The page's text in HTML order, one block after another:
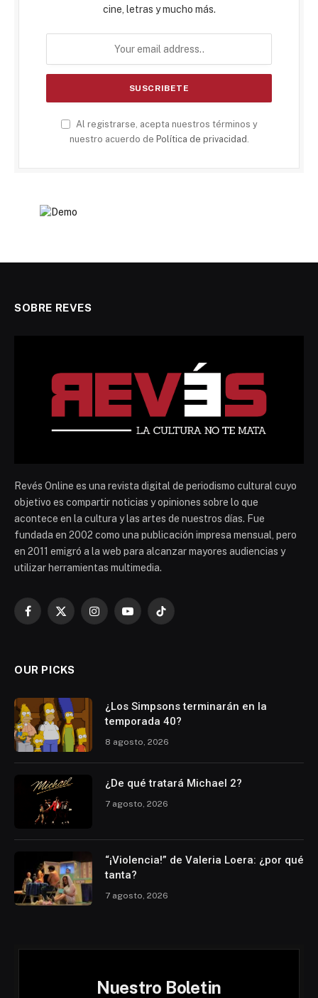
cine, letras y mucho más.
Al registrarse, acepta nuestros términos y
nuestro acuerdo de Política de privacidad .
SOBRE REVES
Revés Online es una revista digital de periodismo cultural cuyo
objetivo es compartir noticias y opiniones sobre lo que
acontece en la cultura y las artes de nuestros días. Fue
fundada en 2002 como una publicación impresa mensual, pero
en 2011 emigró a la web para alcanzar mayores audiencias y
utilizar herramientas multimedia.
Facebook
X
InstagramYouTubeTikTok
OUR PICKS
¿Los Simpsons terminarán en la
temporada 40?
8 agosto, 2026
¿De qué tratará Michael 2?
7 agosto, 2026
“¡Violencia!” de Valeria Loera: ¿por qué
tanta?
7 agosto, 2026
Nuestro Boletin